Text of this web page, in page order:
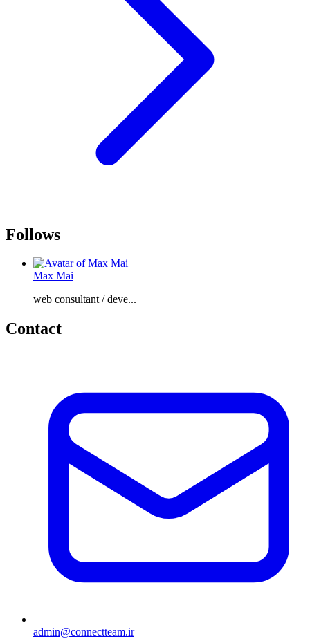
Follows
Max Mai
web consultant / deve...
Contact
admin@connectteam.ir